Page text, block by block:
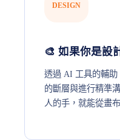
DESIGN
🎨 如果你是設
透過 AI 工具的輔
的斷層與進行精準
人的手，就能從畫